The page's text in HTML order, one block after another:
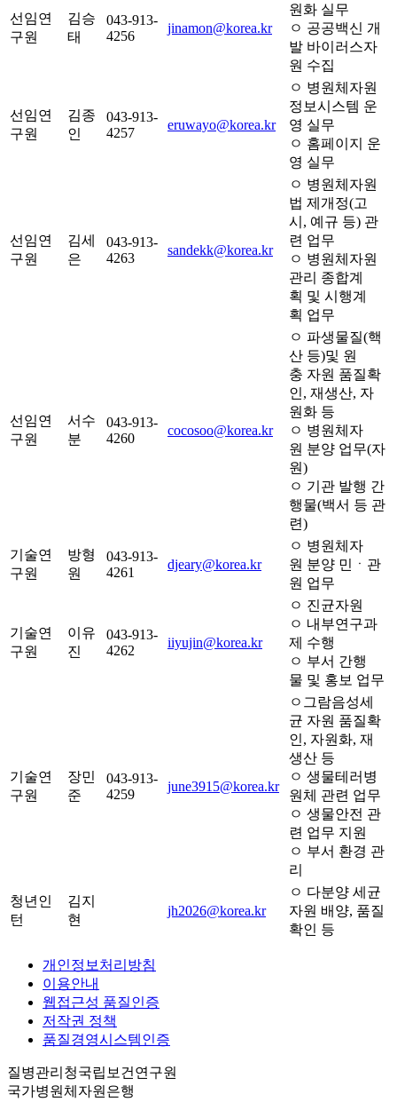
선임연
구원
김승
태
043-913-
4256
jinamon@korea.kr
원화 실무
ㅇ 공공백신 개
발 바이러스자
원 수집
선임연
구원
김종
인
043-913-
4257
eruwayo@korea.kr
ㅇ 병원체자원
정보시스템 운
영 실무
ㅇ 홈페이지 운
영 실무
선임연
구원
김세
은
043-913-
4263
sandekk@korea.kr
ㅇ 병원체자원
법 제개정(고
시, 예규 등) 관
련 업무
ㅇ 병원체자원
관리 종합계
획 및 시행계
획 업무
선임연
구원
서수
분
043-913-
4260
cocosoo@korea.kr
ㅇ 파생물질(핵
산 등)및 원
충 자원 품질확
인, 재생산, 자
원화 등
ㅇ 병원체자
원 분양 업무(자
원)
ㅇ 기관 발행 간
행물(백서 등 관
련)
기술연
구원
방형
원
043-913-
4261
djeary@korea.kr
ㅇ 병원체자
원 분양 민ㆍ관
원 업무
기술연
구원
이유
진
043-913-
4262
iiyujin@korea.kr
ㅇ 진균자원
ㅇ 내부연구과
제 수행
ㅇ 부서 간행
물 및 홍보 업무
기술연
구원
장민
준
043-913-
4259
june3915@korea.kr
ㅇ그람음성세
균 자원 품질확
인, 자원화, 재
생산 등
ㅇ 생물테러병
원체 관련 업무
ㅇ 생물안전 관
련 업무 지원
ㅇ 부서 환경 관
리
청년인
턴
김지
현
jh2026@korea.kr
ㅇ 다분양 세균
자원 배양, 품질
확인 등
개인정보처리방침
이용안내
웹접근성 품질인증
저작권 정책
품질경영시스템인증
질병관리청국립보건연구원
국가병원체자원은행